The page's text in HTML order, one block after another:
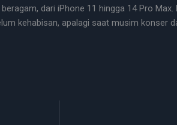
dari iPhone 11 hingga 14 Pro Max.
kehabisan, apalagi saat musim konser